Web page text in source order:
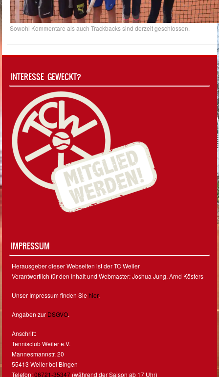
Sowohl Kommentare als auch Trackbacks sind derzeit geschlossen.
INTERESSE GEWECKT?
IMPRESSUM
Herausgeber dieser Webseiten ist der TC Weiler
Verantwortlich für den Inhalt und Webmaster: Joshua Jung, Arnd Kösters
Unser Impressum finden Siehier.
Angaben zur DSGVO.
Anschrift:
Tennisclub Weiler e.V.
Mannesmannstr. 20
55413 Weiler bei Bingen
Telefon:06721-35347 (während der Saison ab 17 Uhr)